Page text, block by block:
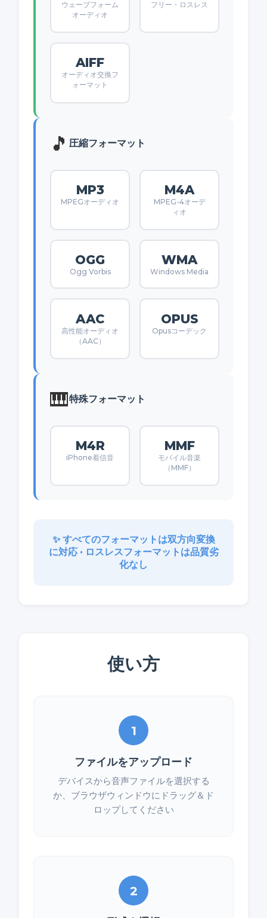
ウェーブフォーム
オーディオ
フリー・ロスレス
AIFF
オーディオ交換フ
ォーマット
🎵 圧縮フォーマット
MP3
MPEGオーディオ
M4A
MPEG-4オーデ
ィオ
OGG
Ogg Vorbis
WMA
Windows Media
AAC
高性能オーディオ
（AAC）
OPUS
Opusコーデック
🎹特殊フォーマット
M4R
iPhone着信音
MMF
モバイル音楽
（MMF）
✨ すべてのフォーマットは双方向変換
に対応 • ロスレスフォーマットは品質劣
化なし
使い方
1
ファイルをアップロード
デバイスから音声ファイルを選択する
か、ブラウザウィンドウにドラッグ＆ド
ロップしてください
2